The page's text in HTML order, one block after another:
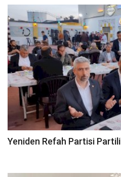
Spor
SAĞLIK
EĞİTİM
Resmiilan
Gaziantep..
Yeniden Refah Partisi